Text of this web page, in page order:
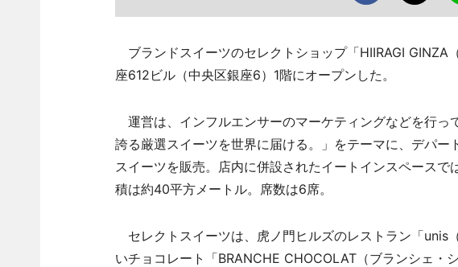
ブランドスイーツのセレクトショップ「HIIRAGI GINZA
座612ビル（中央区銀座6）1階にオープンした。
運営は、インフルエンサーのマーケティングなどを行っ
誇る厳選スイーツを世界に届ける。」をテーマに、デパー
スイーツを販売。店内に併設されたイートインスペース
積は約40平方メートル。席数は6席。
セレクトスイーツは、虎ノ門ヒルズのレストラン「unis
いチョコレート「BRANCHE CHOCOLAT（ブランシェ・